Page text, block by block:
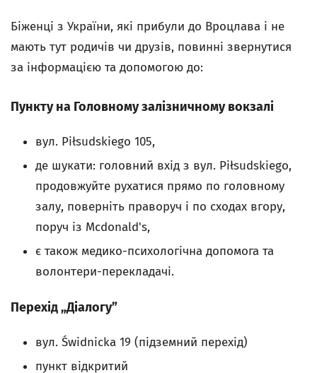
Біженці з України, які прибули до Вроцлава і не
мають тут родичів чи друзів, повинні звернутися
за інформацією та допомогою до:
Пункту на Головному залізничному вокзалі
вул. Piłsudskiego 105,
де шукати: головний вхід з вул. Piłsudskiego,
продовжуйте рухатися прямо по головному
залу, поверніть праворуч і по сходах вгору,
поруч із Mcdonald's,
є також медико-психологічна допомога та
волонтери-перекладачі.
Перехід „Діалогу”
вул. Świdnicka 19 (підземний перехід)
пункт відкритий